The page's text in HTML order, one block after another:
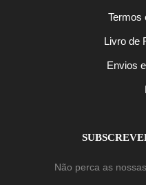
Termos
Livro de
Envios
Não perca as